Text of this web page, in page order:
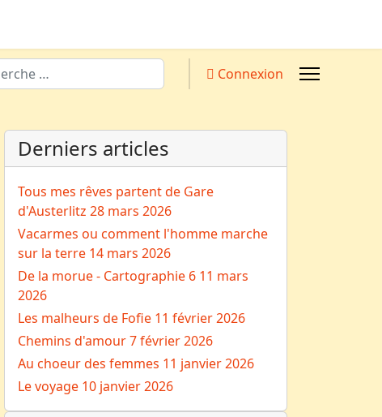
Connexion
Derniers articles
Tous mes rêves partent de Gare
d'Austerlitz 28 mars 2026
Vacarmes ou comment l'homme marche
sur la terre 14 mars 2026
De la morue - Cartographie 6 11 mars
2026
Les malheurs de Fofie 11 février 2026
Chemins d'amour7 février 2026
Au choeur des femmes 11 janvier 2026
Le voyage 10 janvier 2026